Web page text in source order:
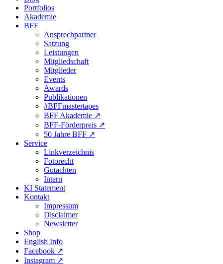
Portfolios
Akademie
BFF
Ansprechpartner
Satzung
Leistungen
Mitgliedschaft
Mitglieder
Events
Awards
Publikationen
#BFFmastertapes
BFF Akademie ↗︎
BFF-Förderpreis ↗︎
50 Jahre BFF ↗︎
Service
Linkverzeichnis
Fotorecht
Gutachten
Intern
KI Statement
Kontakt
Impressum
Disclaimer
Newsletter
Shop
English Info
Facebook ↗︎
Instagram ↗︎